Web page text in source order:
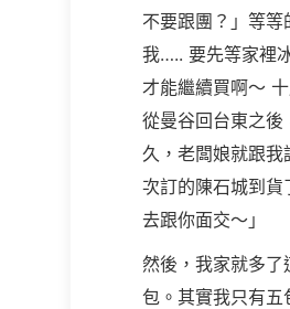
不要跟團？」等
我….. 要先等家裡
才能繼續買啊～
從曼谷回台東之後
久，老闆娘就跟我
次訂的陳石城到貨
去跟你面交～」
然後，我家就多了
包。其實我只有五